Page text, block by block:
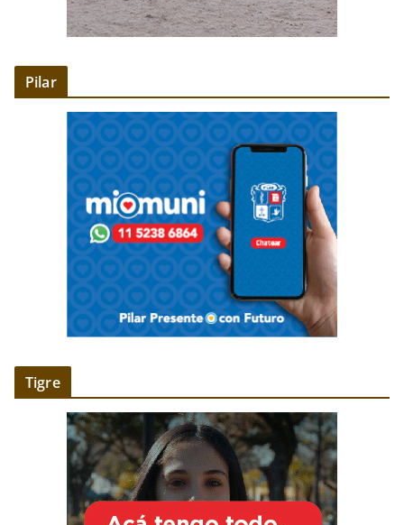
Pilar
Tigre